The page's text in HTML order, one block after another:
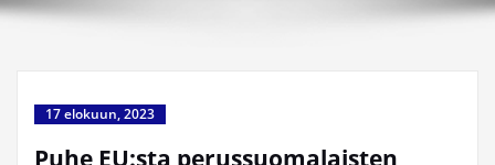
17 elokuun, 2023
Puhe EU:sta perussuomalaisten